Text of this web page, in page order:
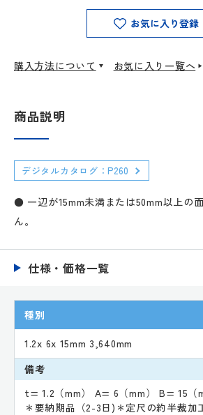
お気に入り登録
購入方法について お気に入り一覧へ
商品説明
デジタルカタログ：P260
● 一辺が15mm未満または50mm以上の
ん。
仕様・価格一覧
種別
1.2x 6x 15mm 3,640mm
備考
t= 1.2（mm） A= 6（mm） B= 15（
＊要納期品（2-3日)＊定尺の約半裁加